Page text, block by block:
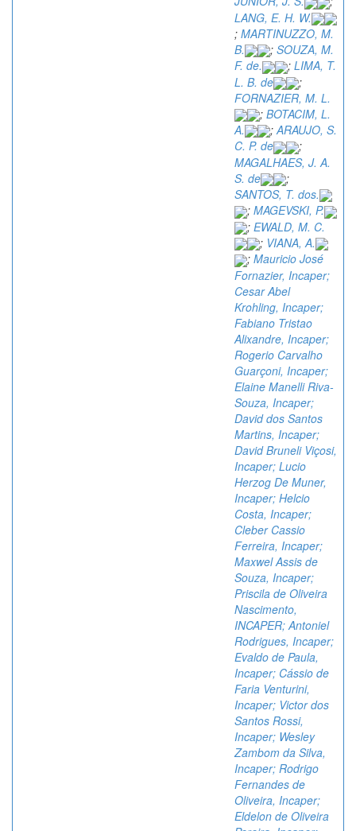
LANG, E. H. W.
; MARTINUZZO, M.
B.
; SOUZA, M.
F. de.
; LIMA, T.
L. B. de
;
FORNAZIER, M. L.
; BOTACIM, L.
A.
;ARAUJO, S.
C. P. de
;
MAGALHAES, J. A.
S. de
;
SANTOS, T. dos.
; MAGEVSKI, P.
; EWALD, M. C.
; VIANA, A.
; Mauricio José
Fornazier, Incaper;
Cesar Abel
Krohling, Incaper;
Fabiano Tristao
Alixandre, Incaper;
Rogerio Carvalho
Guarçoni, Incaper;
Elaine Manelli Riva-
Souza, Incaper;
David dos Santos
Martins, Incaper;
David Bruneli Viçosi,
Incaper; Lucio
Herzog De Muner,
Incaper; Helcio
Costa, Incaper;
Cleber Cassio
Ferreira, Incaper;
Maxwel Assis de
Souza, Incaper;
Priscila de Oliveira
Nascimento,
INCAPER; Antoniel
Rodrigues, Incaper;
Evaldo de Paula,
Incaper; Cássio de
Faria Venturini,
Incaper; Victor dos
Santos Rossi,
Incaper; Wesley
Zambom da Silva,
Incaper; Rodrigo
Fernandes de
Oliveira, Incaper;
Eldelon de Oliveira